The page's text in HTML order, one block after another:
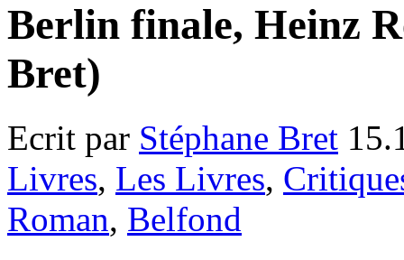
Berlin finale, Heinz
Bret)
Ecrit par Stéphane Bret
Livres, Les Livres,
Roman, Belfond